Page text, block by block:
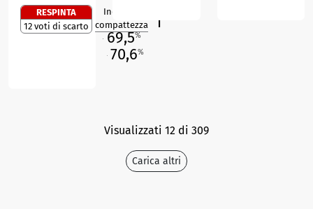
RESPINTA
12 voti di scarto
Indice di
compattezza
69,5%
70,6%
1
Visualizzati 12 di 309
Carica altri